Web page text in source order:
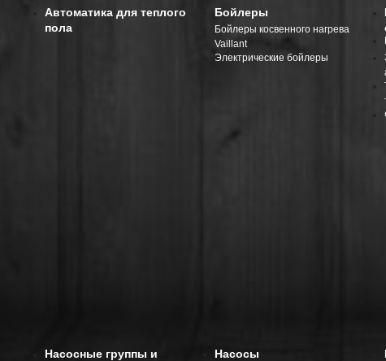
Автоматика для теплого
пола
Бойлеры
Бойлеры косвенного нагрева
Vaillant
Электрические бойлеры
Насосные группы и Насосы